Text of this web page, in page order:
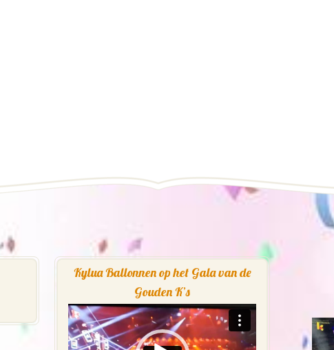
Kylua Ballonnen op het Gala van de
Gouden K’s
Videospeler